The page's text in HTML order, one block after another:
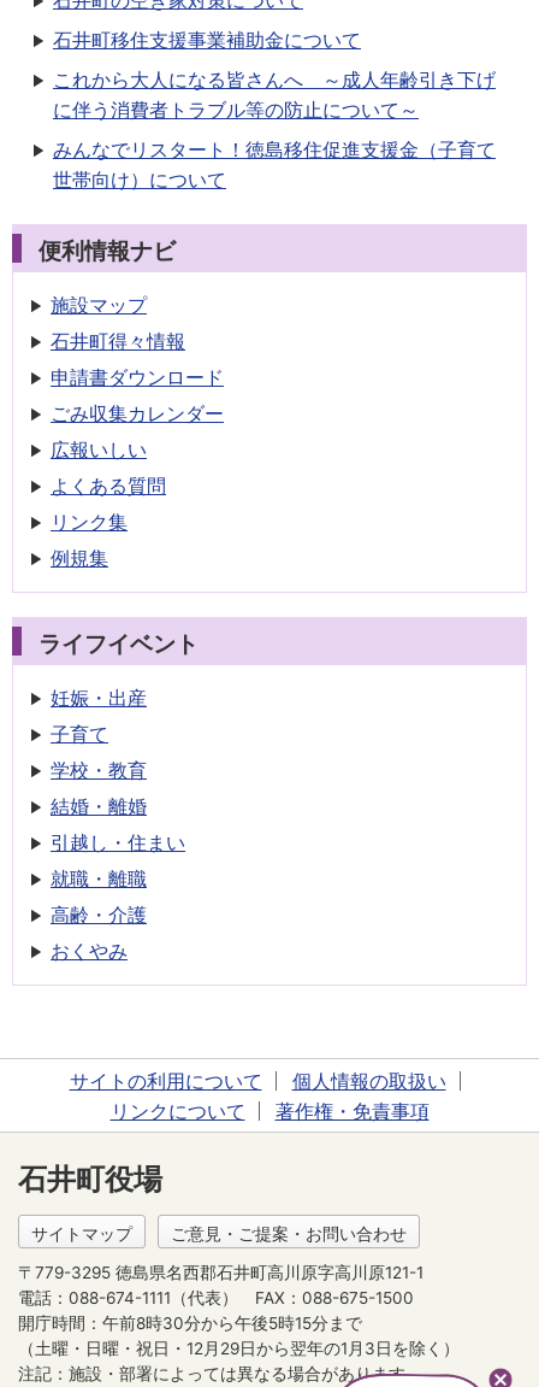
石井町移住支援事業補助金について
これから大人になる皆さんへ ～成人年齢引き下げ
に伴う消費者トラブル等の防止について～
みんなでリスタート！徳島移住促進支援金（子育て
世帯向け）について
便利情報ナビ
施設マップ
石井町得々情報
申請書ダウンロード
ごみ収集カレンダー
広報いしい
よくある質問
リンク集
例規集
ライフイベント
妊娠・出産
子育て
学校・教育
結婚・離婚
引越し・住まい
就職・離職
高齢・介護
おくやみ
サイトの利用について
個人情報の取扱い
リンクについて
著作権・免責事項
石井町役場
サイトマップ ご意見・ご提案・お問い合わせ
〒779-3295 徳島県名西郡石井町高川原字高川原121-1
電話：088-674-1111（代表）
FAX：088-675-1500
開庁時間：午前8時30分から午後5時15分まで
（土曜・日曜・祝日・12月29日から翌年の1月3日を除く）
注記：施設・部署によっては異なる場合があります。